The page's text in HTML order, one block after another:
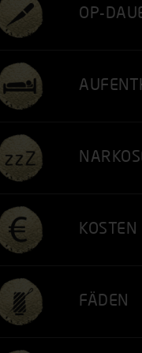
OP-
KOSTEN
FÄDEN